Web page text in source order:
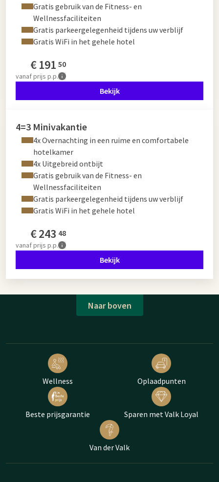
Gratis gebruik van de Fitness- en
Wellnessfaciliteiten
Gratis parkeergelegenheid tijdens uw verblijf
Gratis WiFi in het gehele hotel
€191 50
vanafprijs p.p.
Bekijk
4=3 Minivakantie
4x Overnachting in een ruime en comfortabele
hotelkamer
4x Uitgebreid ontbijt
Gratis gebruik van de Fitness- en
Wellnessfaciliteiten
Gratis parkeergelegenheid tijdens uw verblijf
Gratis WiFi in het gehele hotel
€243 48
vanafprijs p.p.
Bekijk
Naar boven
Wellness Oplaadpunten
Beste prijsgarantie Sparen met Valk Loyal
Van der Valk